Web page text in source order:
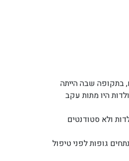
עבד בוינה לפני כ-170 שנים, בתקופה שבה הייתה
גבוהה מאד (מעל 10%). היולדות היו מתות עקב
ולא סטודנטים
גופות לפני טיפול